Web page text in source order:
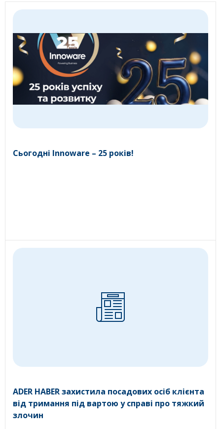
Сьогодні Innoware – 25 років!
ADER HABER захистила посадових осіб клієнта
від тримання під вартою у справі про тяжкий
злочин